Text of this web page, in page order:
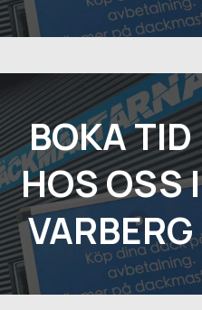
BOKA TID
HOS OSS I
VARBERG